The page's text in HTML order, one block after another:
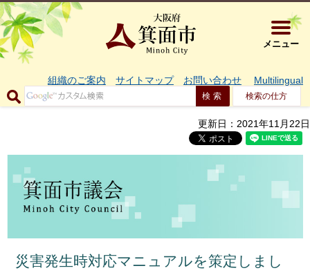
大阪府箕
メニュー
組織のご案内 サイトマップ お問い合わせ Multilingual
検索の仕方
更新日：2021年11月22日
災害発生時対応マニュアルを策定しまし